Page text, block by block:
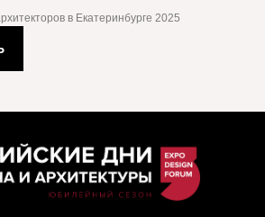
в Екатеринбурге 2025